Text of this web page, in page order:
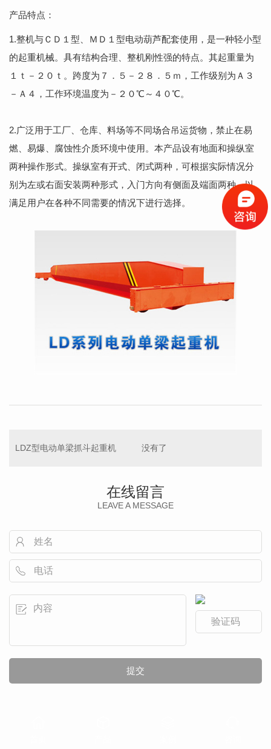
产品特点：
1.整机与ＣＤ１型、ＭＤ１型电动葫芦配套使用，是一种轻小型
的起重机械。 具有结构合理、整机刚性强的特点。其起重量为
１ｔ－２０ｔ。跨度为７．５－２８．５ｍ，工作级别为Ａ３
－Ａ４，工作环境温度为－２０℃～４０℃。
2.广泛用于工厂、仓库、料场等不同场合吊运货物，禁止在易
燃、易爆、腐蚀性介质环境中使用。本产品设有地面和操纵室
两种操作形式。操纵室有开式、闭式两种，可根据实际情况分
别为左或右面安装两种形式，入门方向有侧面及端面两种，以
满足用户在各种不同需要的情况下进行选择。
LDZ型电动单梁抓斗起重机 没有了
在线留言
LEAVE A MESSAGE